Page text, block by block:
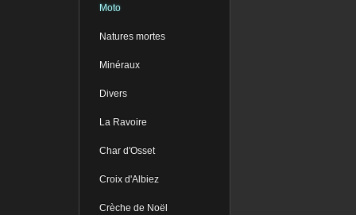
Moto
Natures mortes
Minéraux
Divers
La Ravoire
Char d'Osset
Croix d'Albiez
Crèche de Noël